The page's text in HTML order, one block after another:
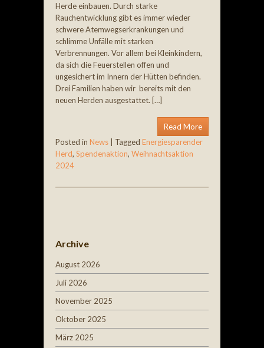
Herde einbauen. Durch starke
Rauchentwicklung gibt es immer wieder
schwere Atemwegserkrankungen und
schlimme Unfälle mit starken
Verbrennungen. Vor allem bei Kleinkindern,
da sich die Feuerstellen offen und
ungesichert im Innern der Hütten befinden.
Drei Familien haben wir bereits mit den
neuen Herden ausgestattet. […]
Read More
Posted in News Tagged Energiesparender
Herd, Spendenaktion, Weihnachtsaktion
2024
Archive
August 2026
Juli 2026
November 2025
Oktober 2025
März 2025